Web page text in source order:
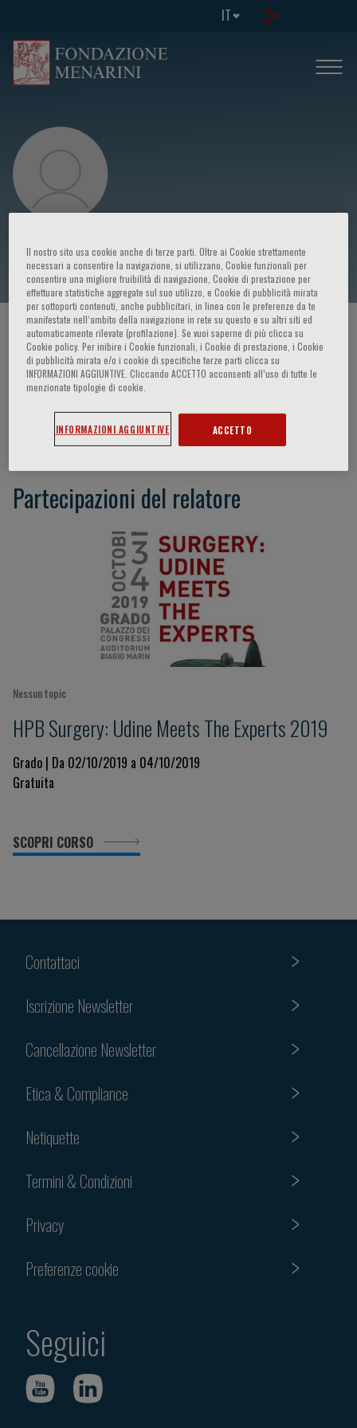
IT
Fabrizio Dal Moro
HOME PAGE / CORSI ED EVENTI / RELATORE
Fabrizio Dal Moro
Partecipazioni del relatore
Nessun topic
HPB Surgery: Udine Meets The Experts 2019
Grado | Da 02/10/2019 a 04/10/2019
Gratuita
SCOPRI CORSO
Contattaci
Iscrizione Newsletter
Cancellazione Newsletter
Etica & Compliance
Netiquette
Termini & Condizioni
Privacy
Preferenze cookie
Seguici
Il nostro sito usa cookie anche di terze parti. Oltre ai Cookie strettamente
necessari a consentire la navigazione, si utilizzano, Cookie funzionali per
consentire una migliore fruibilità di navigazione, Cookie di prestazione per
effettuare statistiche aggregate sul suo utilizzo, e Cookie di pubblicità mirata
per sottoporti contenuti, anche pubblicitari, in linea con le preferenze da te
manifestate nell‘ambito della navigazione in rete su questo e su altri siti ed
automaticamente rilevate (profilazione). Se vuoi saperne di più clicca su
Cookie policy. Per inibire i Cookie funzionali, i Cookie di prestazione, i Cookie
di pubblicità mirata e/o i cookie di specifiche terze parti clicca su
INFORMAZIONI AGGIUNTIVE. Cliccando ACCETTO acconsenti all’uso di tutte le
menzionate tipologie di cookie.
INFORMAZIONI AGGIUNTIVE ACCETTO